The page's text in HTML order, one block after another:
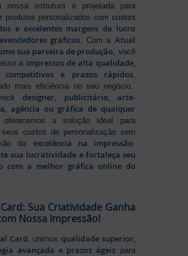
nossa estrutura é projetada para
produtos personalizados com custos
e excelentes margens de lucro
gráficos . Com a Atual
sua parceira de produção , você
a impressos de alta qualidade,
competitivos e prazos rápidos,
mais eficiência no seu negócio.
designer, publicitário, arte-
agência ou gráfica de qualquer
oferecemos a solução ideal para
seus custos de personalização sem
da excelência na impressão
sua lucratividade e fortaleça seu
com a melhor gráfica online do
Sua Criatividade Ganha
Nossa Impressão!
Card , unimos qualidade superior,
avançada e prazos ágeispara